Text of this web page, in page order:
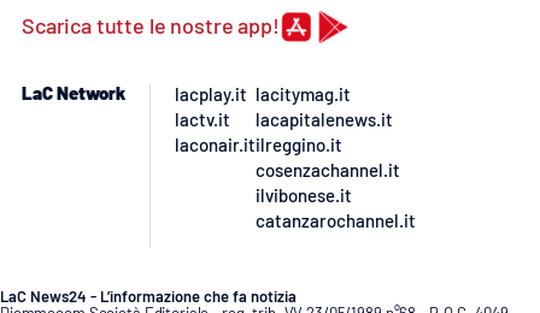
Scarica tutte le nostre app!
LaC Network
lacplay.it
lactv.it
laconair.it
lacitymag.it
lacapitalenews.it
ilreggino.it
cosenzachannel.it
ilvibonese.it
catanzarochannel.it
LaC News24 - L’informazione che fa notizia